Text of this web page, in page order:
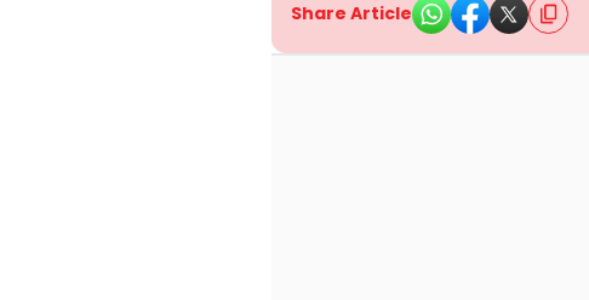
Share Article